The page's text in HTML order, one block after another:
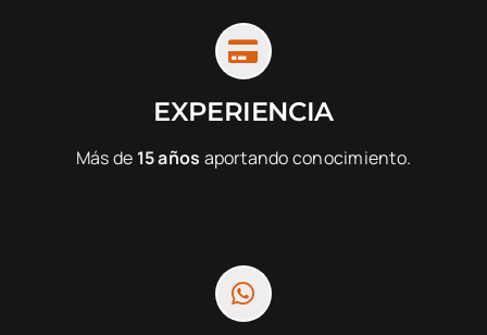
EXPERIENCIA
Más de 15 años aportando conocimiento.